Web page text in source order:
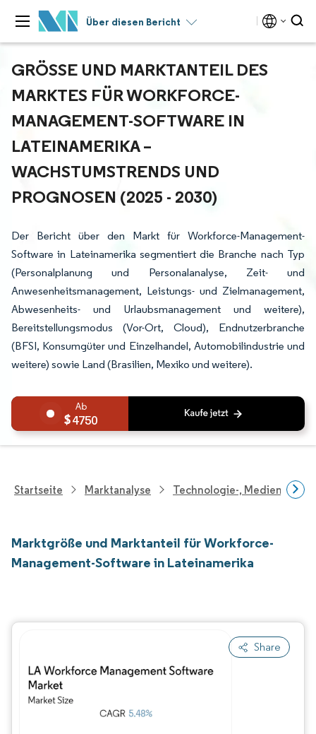
Über diesen Bericht
GRÖSSE UND MARKTANTEIL DES M
ARKTES FÜR WORKFORCE-M
ANAGEMENT-SOFTWARE IN L
ATEINAMERIKA – W
ACHSTUMSTRENDS UND P
ROGNOSEN (2025 - 2030)
Der Bericht über den Markt für Workforce-Management-
Software in Lateinamerika segmentiert die Branche nach Typ
(Personalplanung und Personalanalyse, Zeit- und
Anwesenheitsmanagement, Leistungs- und Zielmanagement,
Abwesenheits- und Urlaubsmanagement und weitere),
Bereitstellungsmodus (Vor-Ort, Cloud), Endnutzerbranche
(BFSI, Konsumgüter und Einzelhandel, Automobilindustrie und
weitere) sowie Land (Brasilien, Mexiko und weitere).
4750
Startseite Marktanalyse Technologie-, Medien- Und
Marktgröße und Marktanteil für Workforce-
Management-Software in Lateinamerika
Share